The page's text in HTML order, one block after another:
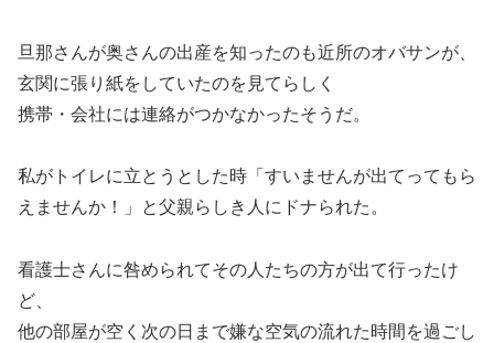
旦那さんが奥さんの出産を知ったのも近所のオバサンが、
玄関に張り紙をしていたのを見てらしく
携帯・会社には連絡がつかなかったそうだ。
私がトイレに立とうとした時「すいませんが出てってもら
えませんか！」と父親らしき人にドナられた。
看護士さんに咎められてその人たちの方が出て行ったけ
ど、
他の部屋が空く次の日まで嫌な空気の流れた時間を過ごし